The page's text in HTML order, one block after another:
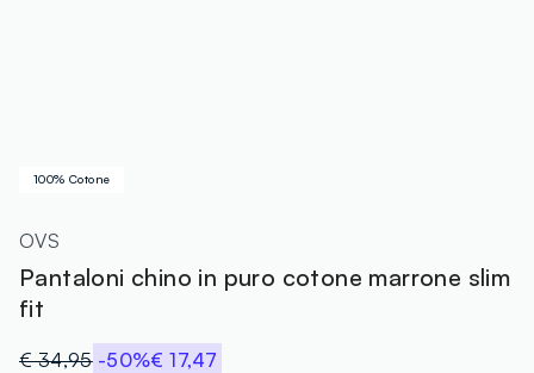
100% Cotone
OVS
Pantaloni chino in puro cotone marrone slim
fit
€ 34,95 -50%€ 17,47